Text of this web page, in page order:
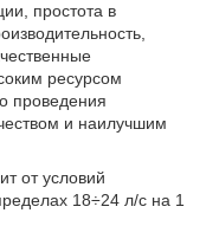
простота в
ресурсом
проведения
и наилучшим
от условий
18÷24 л/с на 1